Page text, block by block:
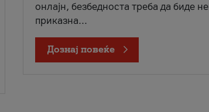
онлајн, безбедноста треба да биде
приказна...
Дознај повеќе